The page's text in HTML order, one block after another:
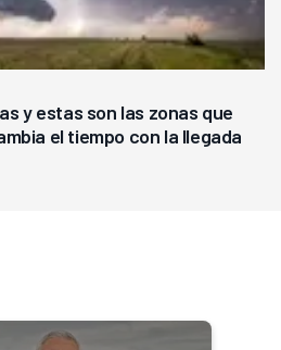
y estas son las zonas que
el tiempo con la llegada